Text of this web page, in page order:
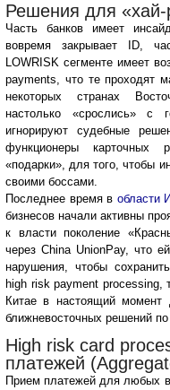
Решения для «хай-
Часть банков имеет
вовремя закрывает ID,
LOWRISK сегменте имеет
payments, что те проходят
некоторых странах
настолько «срослись» с
игнорируют судебные
функционеры карточных
«подарки», для того, чтобы
своими боссами.
Последнее время в области
бизнесов начали активны
к власти поколение
через China UnionPay, что
нарушения, чтобы
high risk payment processing,
Китае в настоящий момент
ближневосточных решений
High risk card
платежей
Прием платежей для любых